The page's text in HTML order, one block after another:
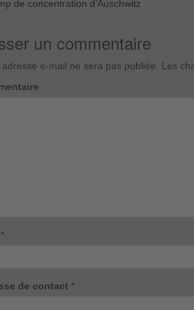
de concentration d’Auschwitz
un commentaire
adresse e-mail ne sera pas publiée. Les
*
de contact *